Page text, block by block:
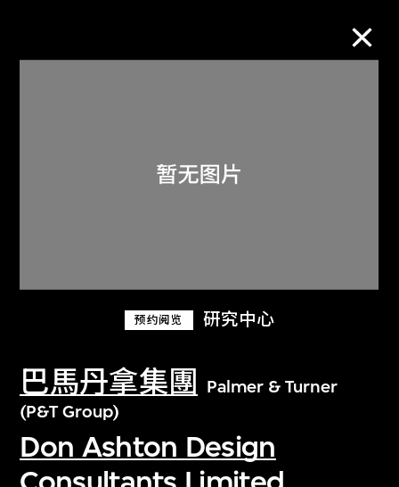
预约阅览 研究中心
巴馬丹拿集團
Palmer & Turner
(P&T Group)
Don Ashton Design
关于M+藏品
探索世界顶级的二十及二十一世纪视觉
文化藏品。